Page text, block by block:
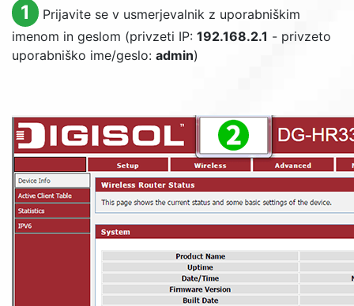
1
Prijavite se v usmerjevalnik z uporabniškim
imenom in geslom (privzeti IP: 192.168.2.1 - privzeto
uporabniško ime/geslo: admin)